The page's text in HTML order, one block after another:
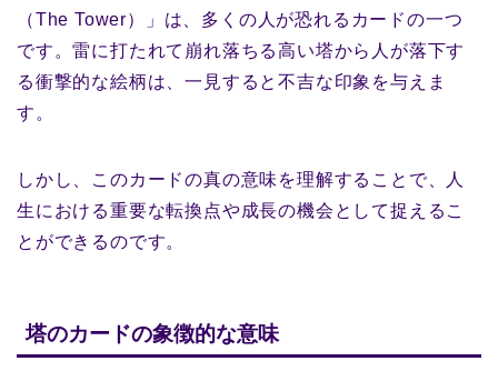
（The Tower）」は、多くの人が恐れるカードの一つ
です。雷に打たれて崩れ落ちる高い塔から人が落下す
る衝撃的な絵柄は、一見すると不吉な印象を与えま
す。
しかし、このカードの真の意味を理解することで、人
生における重要な転換点や成長の機会として捉えるこ
とができるのです。
塔のカードの象徴的な意味